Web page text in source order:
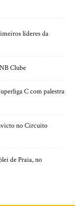
líderes da
Clube
C com palestra
no Circuito
de Praia, no